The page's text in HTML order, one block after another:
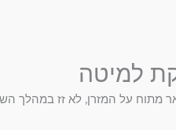
למיטה
מתוח על המזרן, לא זז במהלך